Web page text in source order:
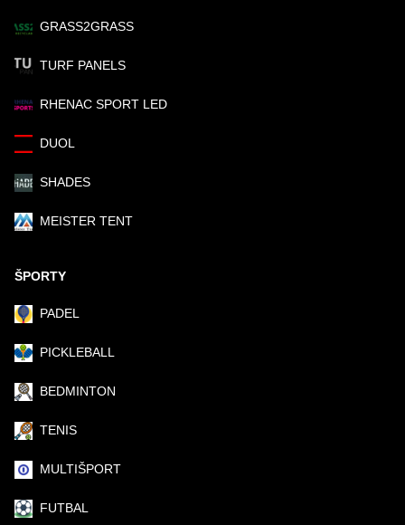
GRASS2GRASS
TURF PANELS
RHENAC SPORT LED
DUOL
SHADES
MEISTER TENT
ŠPORTY
PADEL
PICKLEBALL
BEDMINTON
TENIS
MULTIŠPORT
FUTBAL